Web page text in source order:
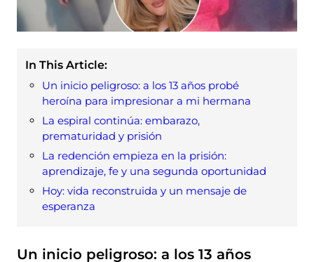
In This Article:
Un inicio peligroso: a los 13 años probé
heroína para impresionar a mi hermana
La espiral continúa: embarazo,
prematuridad y prisión
La redención empieza en la prisión:
aprendizaje, fe y una segunda oportunidad
Hoy: vida reconstruida y un mensaje de
esperanza
Un inicio peligroso: a los 13 años